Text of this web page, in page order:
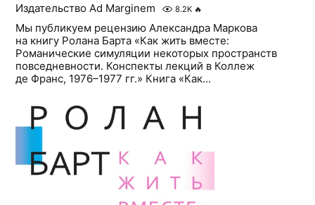
Издательство Ad Marginem 8.2K 🔥
Мы публикуем рецензию Александра Маркова
на книгу Ролана Барта «Как жить вместе:
Романические симуляции некоторых пространств
повседневности. Конспекты лекций в Коллеж
де Франс, 1976–1977 гг.» Книга «Как...